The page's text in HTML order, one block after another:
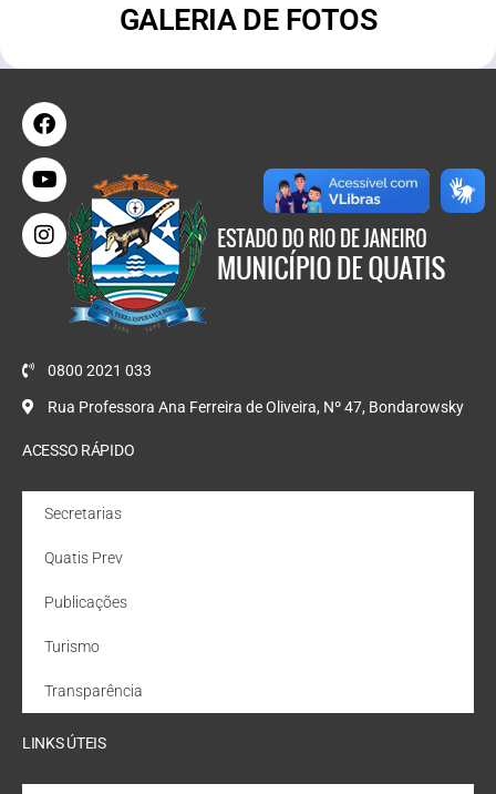
GALERIA DE FOTOS
0800 2021 033
Rua Professora Ana Ferreira de Oliveira, Nº 47, Bondarowsky
ACESSO RÁPIDO
Secretarias
Quatis Prev
Publicações
Turismo
Transparência
LINKS ÚTEIS